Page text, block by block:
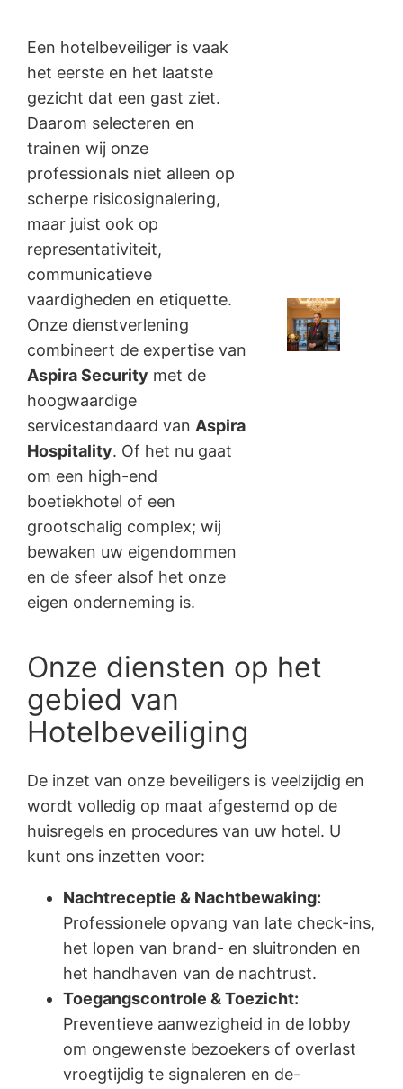
Een hotelbeveiliger is vaak
het eerste en het laatste
gezicht dat een gast ziet.
Daarom selecteren en
trainen wij onze
professionals niet alleen op
scherpe risicosignalering,
maar juist ook op
representativiteit,
communicatieve
vaardigheden en etiquette.
Onze dienstverlening
combineert de expertise van
Aspira Security met de
hoogwaardige
servicestandaard van Aspira
Hospitality. Of het nu gaat
om een high-end
boetiekhotel of een
grootschalig complex; wij
bewaken uw eigendommen
en de sfeer alsof het onze
eigen onderneming is.
Onze diensten op het
gebied van
Hotelbeveiliging
De inzet van onze beveiligers is veelzijdig en
wordt volledig op maat afgestemd op de
huisregels en procedures van uw hotel. U
kunt ons inzetten voor:
Nachtreceptie & Nachtbewaking:
Professionele opvang van late check-ins,
het lopen van brand- en sluitronden en
het handhaven van de nachtrust.
Toegangscontrole & Toezicht:
Preventieve aanwezigheid in de lobby
om ongewenste bezoekers of overlast
vroegtijdig te signaleren en de-